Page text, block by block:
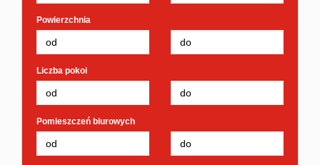
Powierzchnia
Liczba pokoi
Pomieszczeń biurowych